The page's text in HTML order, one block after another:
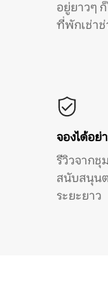
อยู่ยาวๆ
ที่พักเช่าช่
จองได้อย่
รีวิวจากชุ
สนับสนุน
ระยะยาว